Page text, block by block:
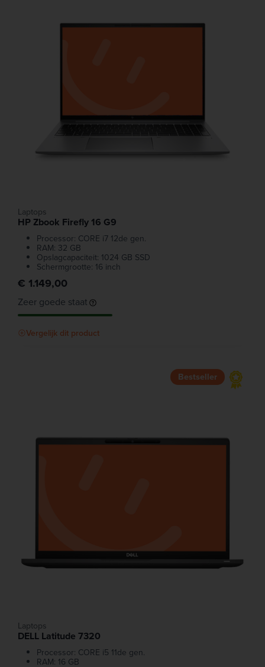
Laptops
HP Zbook Firefly 16 G9
Processor: CORE i7 12de gen.
RAM: 32 GB
Opslagcapaciteit: 1024 GB SSD
Schermgrootte: 16 inch
€ 1.149,00
Zeer goede staat
Vergelijk dit product
Bestseller
Laptops
DELL Latitude 7320
Processor: CORE i5 11de gen.
RAM: 16 GB